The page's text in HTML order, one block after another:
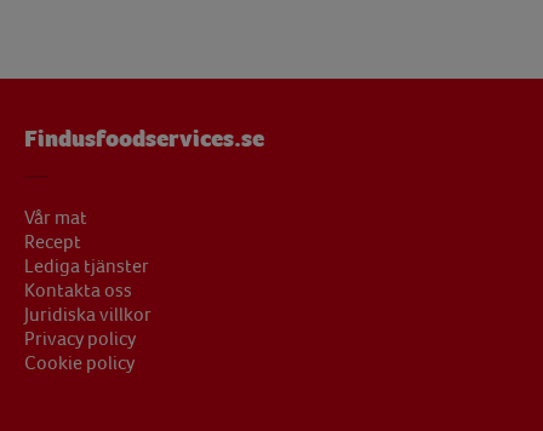
Findusfoodservices.se
Vår mat
Recept
Lediga tjänster
Kontakta oss
Juridiska villkor
Privacy policy
Cookie policy